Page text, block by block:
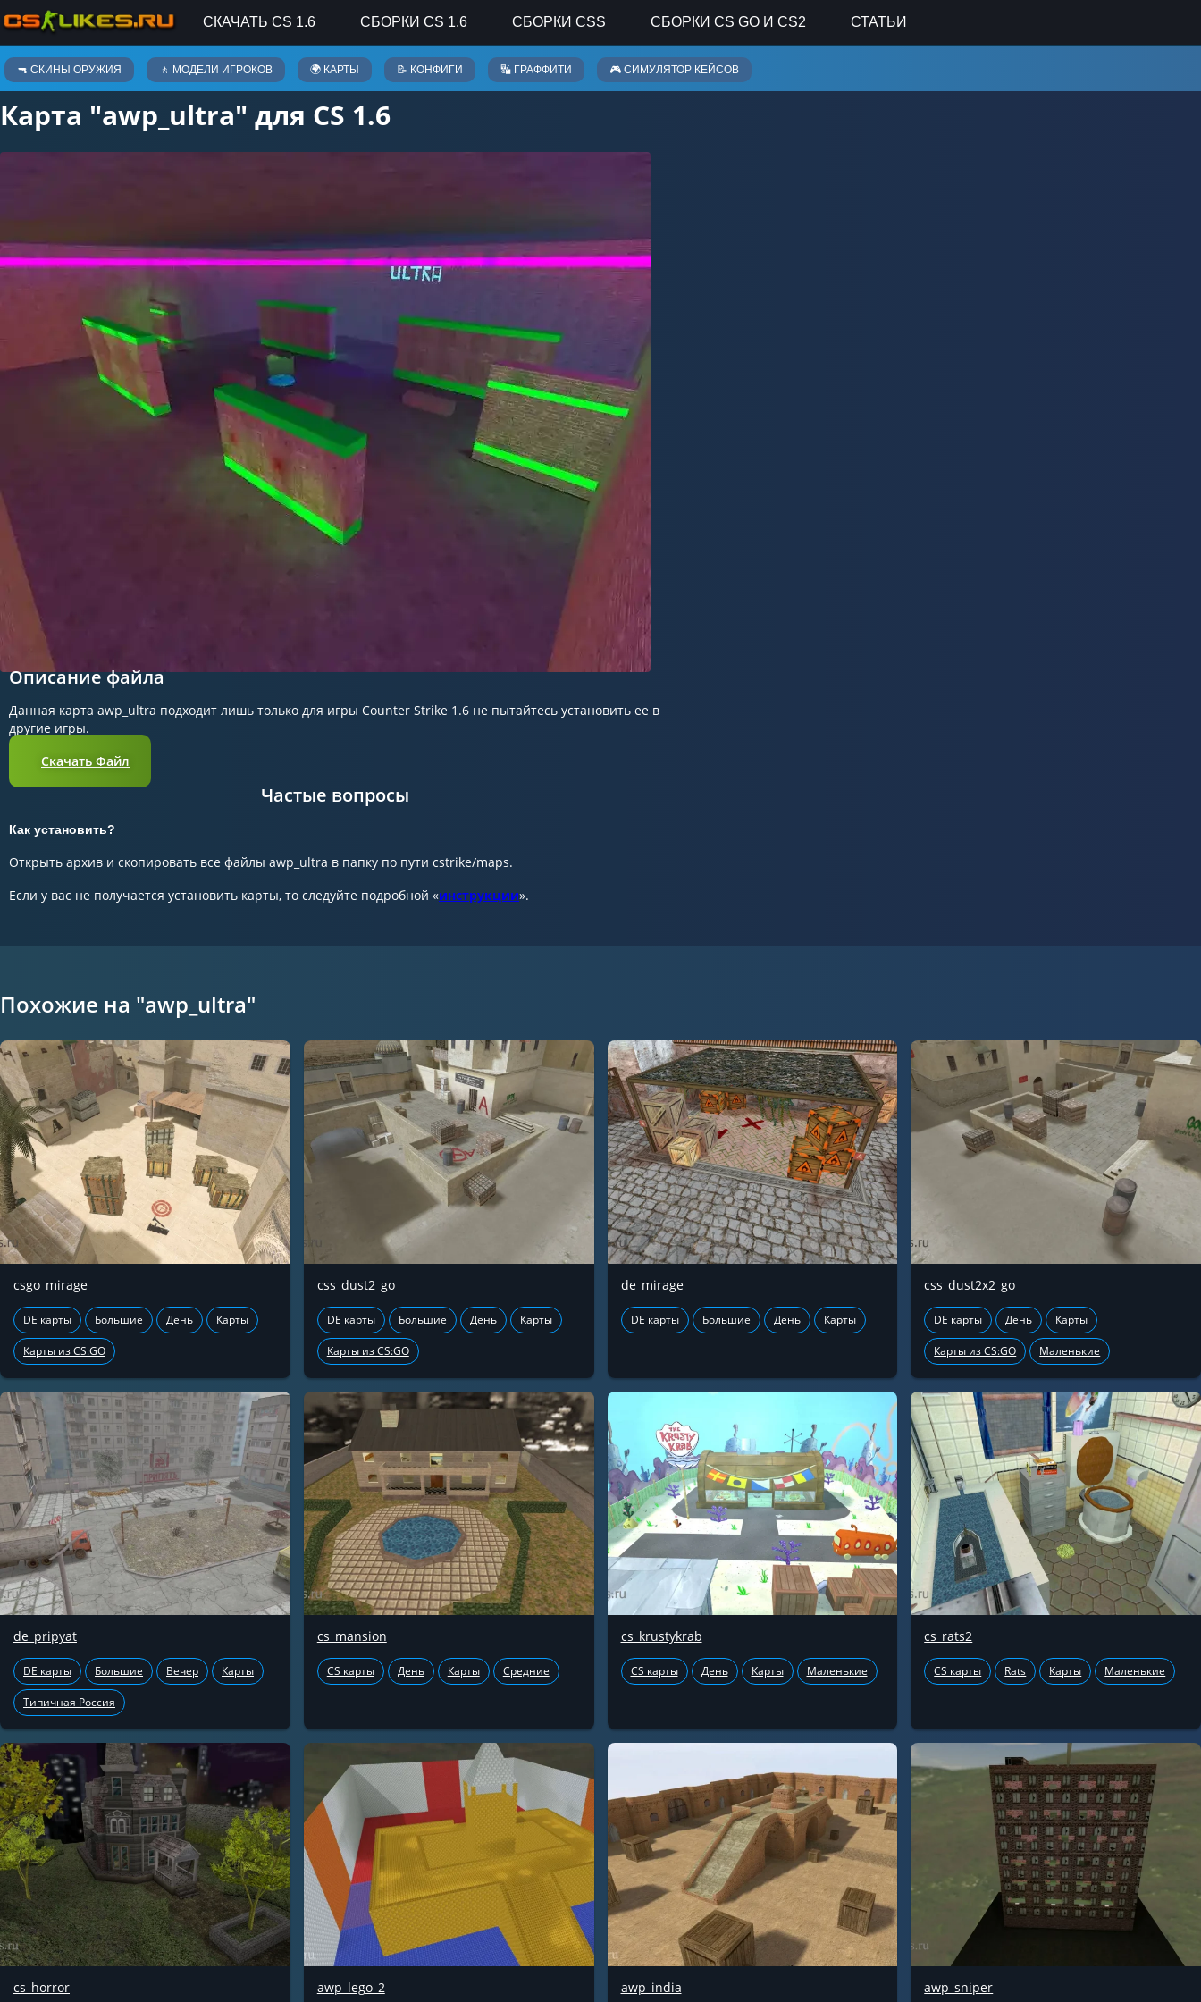
СКАЧАТЬ CS 1.6 СБОРКИ CS 1.6 СБОРКИ CSS СБОРКИ CS GO И CS2 СТАТЬИ
🔫 СКИНЫ ОРУЖИЯ 🚶 МОДЕЛИ ИГРОКОВ 🌍 КАРТЫ 📝 КОНФИГИ 🔣 ГРАФФИТИ 🎮 СИМУЛЯТОР КЕЙСОВ
Карты
Карта "awp_ultra" для CS 1.6
Описание файла
Данная карта awp_ultra подходит лишь только для игры Counter Strike 1.6 не пытайтесь установить ее в
другие игры.
Скачать Файл
Частые вопросы
Как установить?
Открыть архив и скопировать все файлы awp_ultra в папку по пути cstrike/maps.
Если у вас не получается установить карты, то следуйте подробной «инструкции».
Похожие на "awp_ultra"
csgo_mirage
DE карты Большие День Карты
Карты из CS:GO
css_dust2_go
DE карты Большие День Карты
Карты из CS:GO
de_mirage
DE карты Большие День Карты
css_dust2x2_go
DE карты День Карты
Карты из CS:GO Маленькие
de_pripyat
DE карты Большие Вечер Карты
Типичная Россия
cs_mansion
CS карты День Карты Средние
cs_krustykrab
CS карты День Карты Маленькие
cs_rats2
CS карты Rats Карты Маленькие
cs_horror awp_lego_2 awp_india awp_sniper